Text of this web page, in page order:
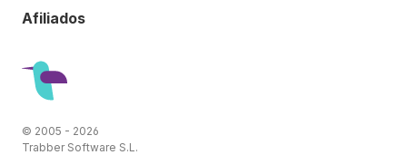
Afiliados
© 2005 - 2026
Trabber Software S.L.